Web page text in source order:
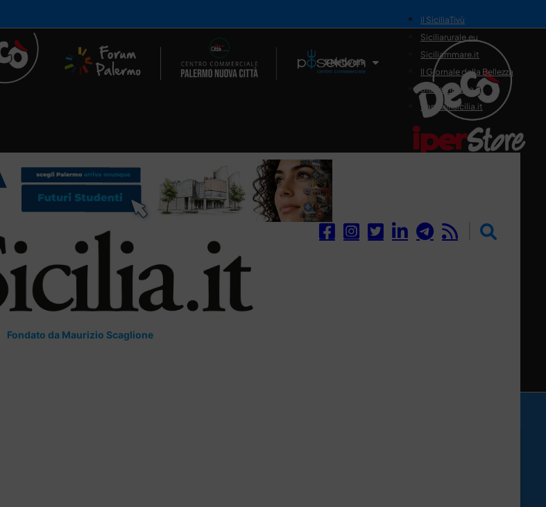
Il Network
il SiciliaTivù
Siciliarurale.eu
Siciliammare.it
Il Giornale della Bellezza
Siciliamedica.it
Sanitainsicilia.it
Fondato da Maurizio Scaglione